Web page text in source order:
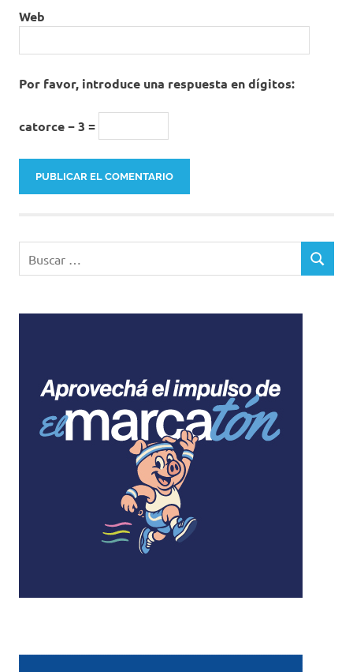
Web
Por favor, introduce una respuesta en dígitos:
catorce − 3 =
BUSCAR